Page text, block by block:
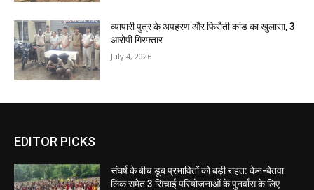
व्यापारी पुत्र के अपहरण और फिरौती कांड का खुलासा, 3
आरोपी गिरफ्तार
July 4, 2026
EDITOR PICKS
संघर्ष के बीच डूब प्रभावितों को बड़ी राहत: केन-बेतवा
लिंक समेत 3 सिंचाई परियोजनाओं के पुनर्वास के लिए